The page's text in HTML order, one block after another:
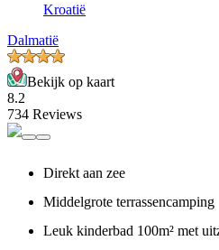
Kroatië
Dalmatië
Bekijk op kaart
8.2
734 Reviews
Direkt aan zee
Middelgrote terrassencamping
Leuk kinderbad 100m² met